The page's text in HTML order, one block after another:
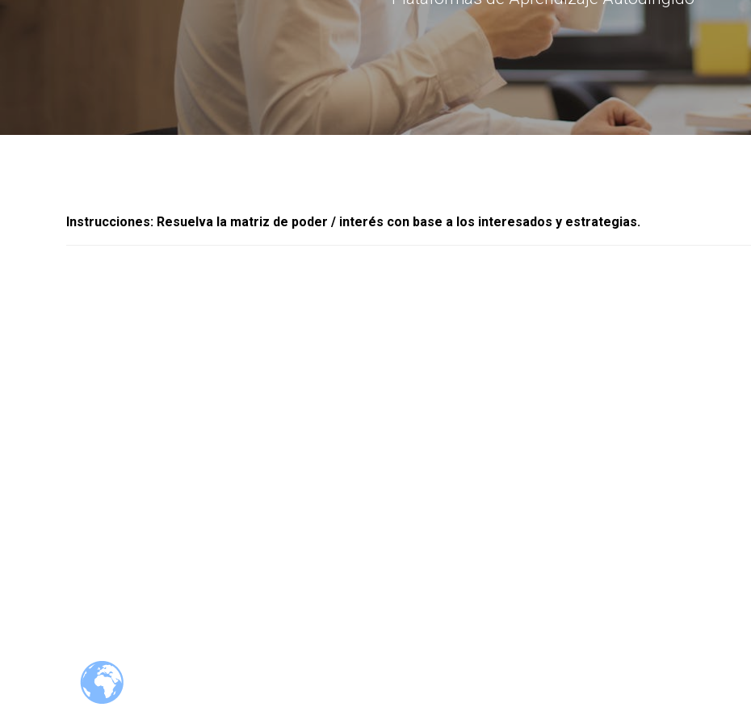
Instrucciones: Resuelva la matriz de poder / interés con base a los interesados y estrategias.